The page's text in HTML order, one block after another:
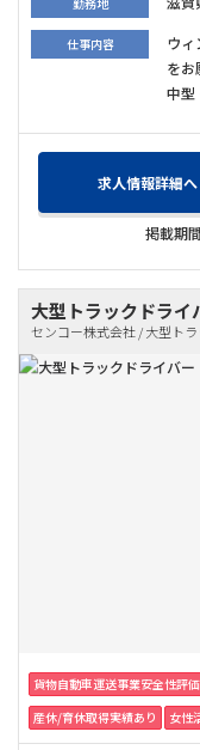
仕事内容
ウィ
を
中型
求人情報詳細へ
掲載期
大型トラックドラ
センコー株式会社 / 大型ト
貨物自動車運送事業安全性評
産休/育休取得実績あり
女性